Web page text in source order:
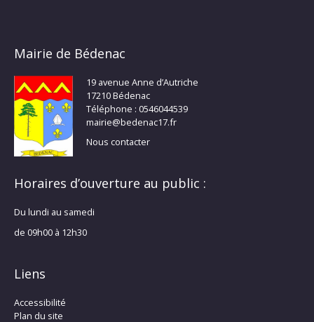
Mairie de Bédenac
19 avenue Anne d’Autriche
17210 Bédenac
Téléphone : 0546044539
mairie@bedenac17.fr
Nous contacter
Horaires d’ouverture au public :
Du lundi au samedi
de 09h00 à 12h30
Liens
Accessibilité
Plan du site